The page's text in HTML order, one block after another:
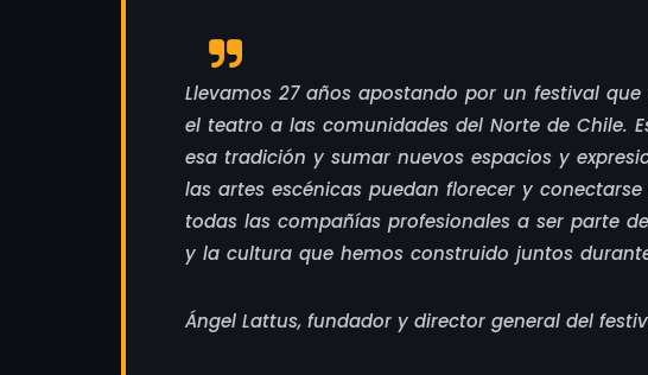
Llevamos 27 años apostando por un festival
el teatro a las comunidades del Norte de Chile.
esa tradición y sumar nuevos espacios y
las artes escénicas puedan florecer y
todas las compañías profesionales a ser parte
y la cultura que hemos construido juntos
Ángel Lattus, fundador y director general del